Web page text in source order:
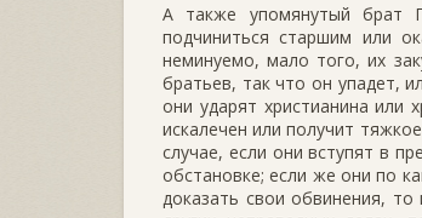
А также упомянутый брат
подчиниться старшим или
неминуемо, мало того, их
братьев, так что он упадет,
они ударят христианина или
искалечен или получит
случае, если они вступят в
обстановке; если же они по
доказать свои обвинения,